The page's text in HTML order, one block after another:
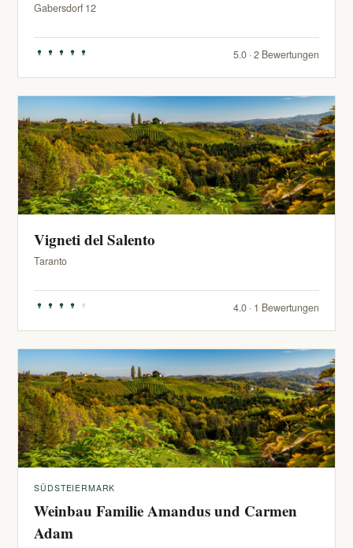
Gabersdorf 12
5.0 · 2 Bewertungen
Vigneti del Salento
Taranto
4.0 · 1 Bewertungen
SÜDSTEIERMARK
Weinbau Familie Amandus und Carmen
Adam